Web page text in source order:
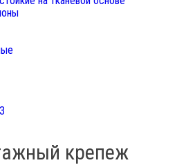
крепеж